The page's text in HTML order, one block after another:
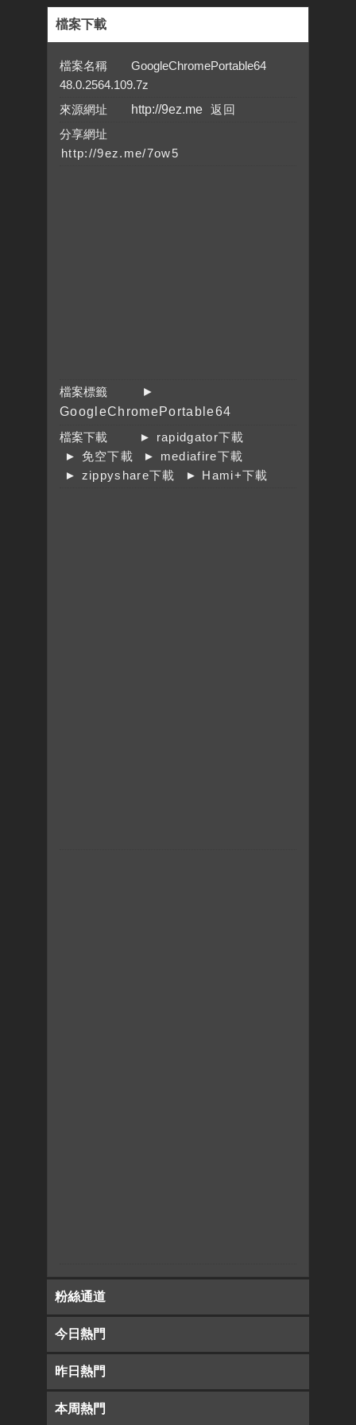
檔案下載
檔案名稱 GoogleChromePortable64
48.0.2564.109.7z
來源網址
http://9ez.me
分享網址
檔案標籤
►
GoogleChromePortable64
檔案下載
粉絲通道
今日熱門
昨日熱門
本周熱門